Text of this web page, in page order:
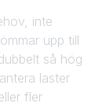
inte
upp till
så hög
laster
fler